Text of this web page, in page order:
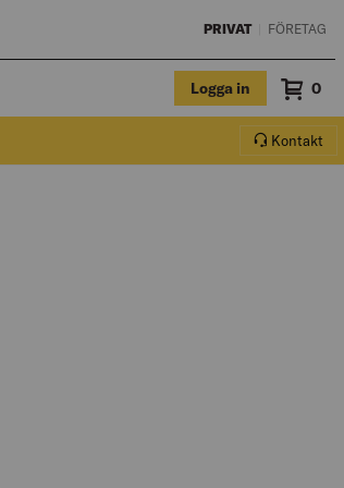
PRIVAT FÖRETAG
Logga in 0
Kontakt